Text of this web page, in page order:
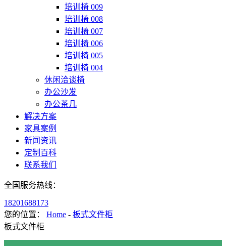
培训椅 009
培训椅 008
培训椅 007
培训椅 006
培训椅 005
培训椅 004
休闲洽谈椅
办公沙发
办公茶几
解决方案
家具案例
新闻资讯
定制百科
联系我们
全国服务热线：
18201688173
您的位置： Home - 板式文件柜
板式文件柜